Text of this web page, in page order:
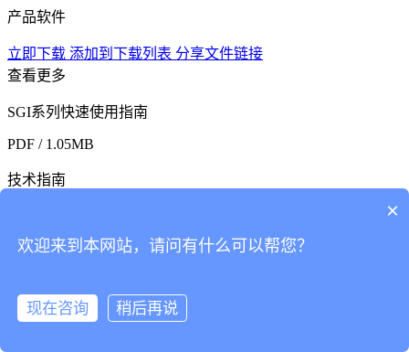
产品软件
立即下载 添加到下载列表 分享文件链接
查看更多
SGI系列快速使用指南
PDF / 1.05MB
技术指南
SG系列快速使用指南
技术指南
×
欢迎来到本网站，请问有什么可以帮您？
现在咨询 稍后再说